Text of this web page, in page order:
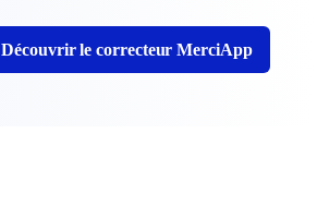
Découvrir le correcteur MerciApp